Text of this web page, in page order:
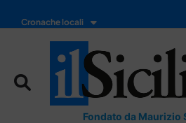
Cronache locali
Fondato da Maurizio